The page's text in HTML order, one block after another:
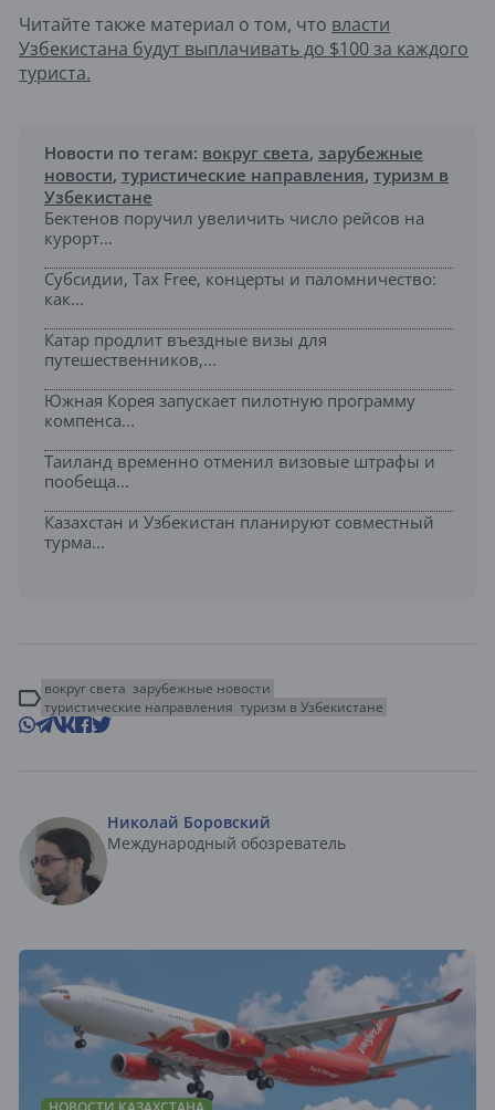
Читайте также материал о том, что власти
Узбекистана будут выплачивать до $100 за каждого
туриста.
Новости по тегам: вокруг света, зарубежные
новости, туристические направления, туризм в
Узбекистане
Бектенов поручил увеличить число рейсов на
курорт...
Субсидии, Tax Free, концерты и паломничество:
как...
Катар продлит въездные визы для
путешественников,...
Южная Корея запускает пилотную программу
компенса...
Таиланд временно отменил визовые штрафы и
пообеща...
Казахстан и Узбекистан планируют совместный
турма...
вокруг света зарубежные новости
туристические направления туризм в Узбекистане
Николай Боровский
Международный обозреватель